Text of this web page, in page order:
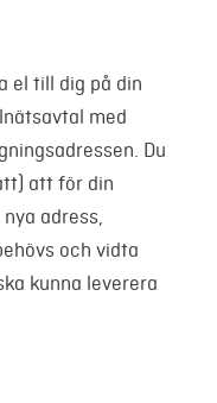
el till dig på din
med
Du
att för din
adress,
och vidta
kunna leverera